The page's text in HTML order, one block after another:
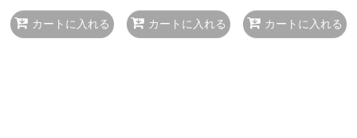
カートに入れる カートに入れる カートに入れる